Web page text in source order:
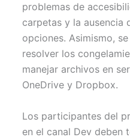
problemas de
carpetas y la ausencia
opciones. Asimismo,
resolver los
manejar archivos en
OneDrive y Dropbox.
Los participantes del
en el canal Dev deben